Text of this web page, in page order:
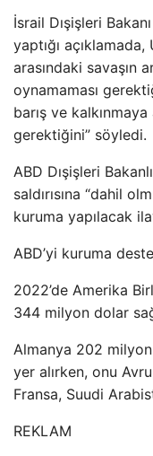
İsrail Dışişleri
yaptığı açıklamada,
arasındaki savaşın
oynamaması
barış ve kalkınmaya
gerektiğini” söyledi.
ABD Dışişleri
saldırısına “dahil
kuruma yapılacak
ABD’yi kuruma
2022’de Amerika
344 milyon dolar
Almanya 202 milyon
yer alırken, onu
Fransa, Suudi
REKLAM